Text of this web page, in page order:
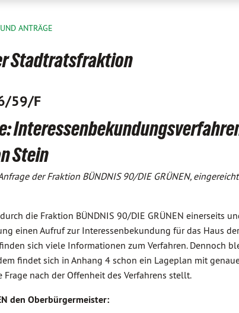
ANTRÄGE
Stadtratsfraktion
59/F
Stein
der Fraktion BÜNDNIS 90/DIE GRÜNEN,
die Fraktion BÜNDNIS 90/DIE GRÜNEN einerseits
einen Aufruf zur Interessenbekundung für das Haus
sich viele Informationen zum Verfahren. Dennoch
findet sich in Anhang 4 schon ein Lageplan mit
Frage nach der Offenheit des Verfahrens stellt.
den Oberbürgermeister: